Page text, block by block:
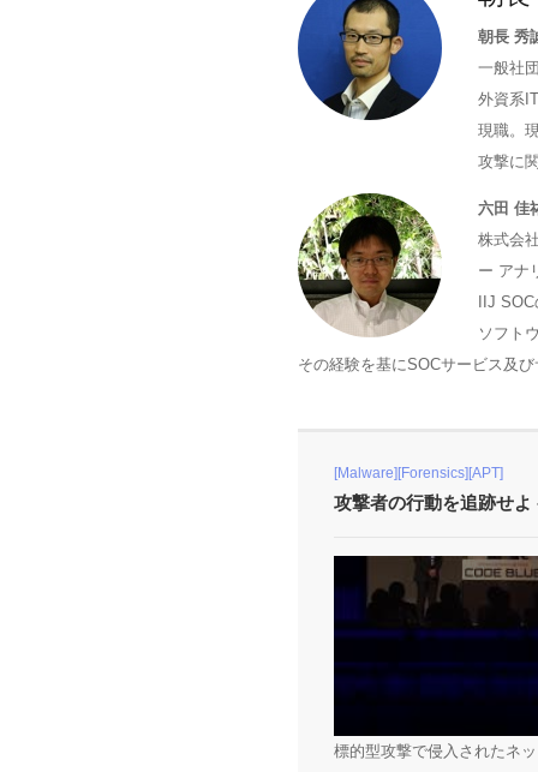
朝長 秀
一般社
外資系
現職。
攻撃に
六田 佳
株式会
ー アナ
IIJ
ソフト
その経験を基にSOCサービス及
[Malware][Forensics][APT]
攻撃者の行動を追跡せ
標的型攻撃で侵入されたネ